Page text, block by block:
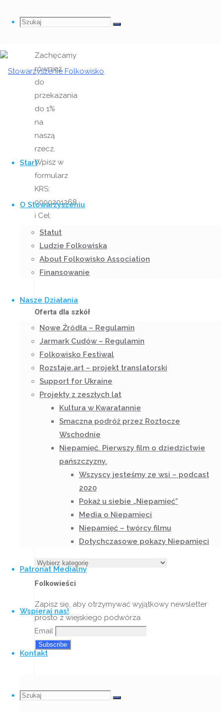
Szukaj
Szukaj:
Szukaj
Start
O Stowarzyszeniu
Statut
Ludzie Folkowiska
About Folkowisko Association
Finansowanie
Nasze Działania
Nowe Źródła – Regulamin
Jarmark Cudów – Regulamin
Folkowisko Festiwal
Rozstaje.art – projekt translatorski
Support for Ukraine
Projekty z zeszłych lat
Kultura w Kwaratannie
Smaczna podróż przez Roztocze
Wschodnie
Niepamięć. Pierwszy film o dziedzictwie
pańszczyzny.
Wszyscy jesteśmy ze wsi – podcast
2020
Pokaż u siebie „Niepamięć”
Media o Niepamięci
Niepamięć – twórcy filmu
Dotychczasowe pokazy Niepamięci
Patronat Medialny
Wspieraj nas!
Kontakt
Szukaj
Szukaj:
Szukaj
nam na
Zachęcamy
również
do
przekazania
do 1%
na
naszą
rzecz.
Wpisz w
formularz
KRS:
0000201268
i Cel:
Folkowisko.
Szukaj:
Szukaj
Kropla w glebie | Rural Voices 2030
Oferta dla szkół
Wspieramy lokalnych artystów
Nasze Działania
Nasze
Działania
Folkowieści
Zapisz się, aby otrzymywać wyjątkowy newsletter
prosto z wiejskiego podwórza
Email